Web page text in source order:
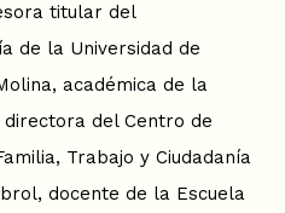
titular del
de la Universidad de
académica de la
directora del Centro de
Trabajo y Ciudadanía
docente de la Escuela